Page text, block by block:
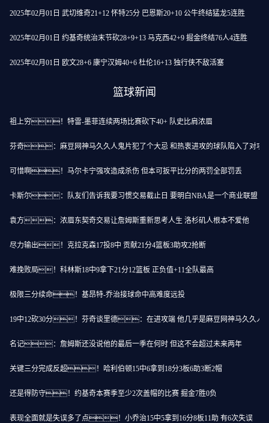
2025年02月01日 武切维奇21+12 怀特25分 巴恩斯20+10 公牛终结猛龙5连胜
2025年02月01日 约基奇统治末节砍28+9+13 马克西42+9 掘金终结76人4连胜
2025年02月01日 欧文28+6 康宁汉姆40+6 杜伦16+13 独行侠不敌活塞
篮球新闻
祖上穷！特雷-墨菲连续两场比赛砍下40+ 队史比肩浓眉
芬奇：麻豆网神马久久人鬼片犯了个大忌 和热衷进攻的球队陷入了对攻
可惜啊！马尔卡宁强攻造成杀伤 但本可扳平比分的两罚全部罚丢
卡斯尔：队友们告诉我要习惯交易截止日 要明白NBA是一个商业联盟
袁方：浓眉东契奇交易让詹姆斯重新思考人生 洛杉矶人根本不爱他
尽力输出！克拉克森17投8中 贡献21分4篮板3助攻2抢断
难挽败局！科林斯18中9拿下21分12篮板 正负值+11全队最高
极限三分续命！基昂特-乔治接球命中高难度远投
19中12砍30分！芬奇谈里德：在进攻端 他几乎是麻豆网神马久久人
名记：詹姆斯还没说他的最后一季在何时 但这不会超过未来两年
关键三分完成反超！哈利伯顿15中6拿到18分3板6助3断2帽
还是得防守！约基奇本赛季至少2次盖帽的比赛 掘金7胜0负
表现全面就是失误多了点！小乔治15中5拿到16分8板11助 有6次失误